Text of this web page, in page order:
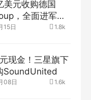
美元收购德国
，全面进军全
场
15日 1.8k
现金！三星旗下
SoundUnited
08日 1.6k